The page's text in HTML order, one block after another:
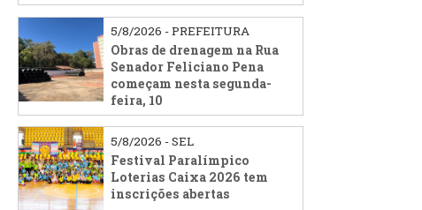
5/8/2026 - PREFEITURA
Obras de drenagem na Rua
Senador Feliciano Pena
começam nesta segunda-
feira, 10
5/8/2026 - SEL
Festival Paralímpico
Loterias Caixa 2026 tem
inscrições abertas